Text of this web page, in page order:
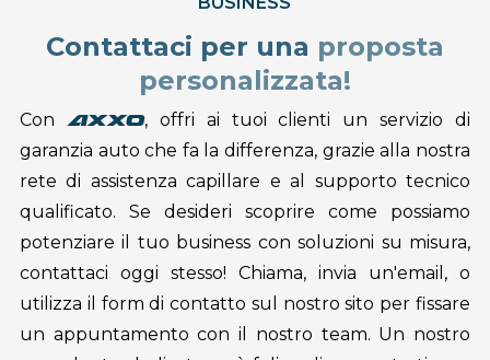
Contattaci per una proposta
personalizzata!
Con axxo, offri ai tuoi clienti un servizio di
garanzia auto che fa la differenza, grazie alla nostra
rete di assistenza capillare e al supporto tecnico
qualificato. Se desideri scoprire come possiamo
potenziare il tuo business con soluzioni su misura,
contattaci oggi stesso! Chiama, invia un'email, o
utilizza il form di contatto sul nostro sito per fissare
un appuntamento con il nostro team. Un nostro